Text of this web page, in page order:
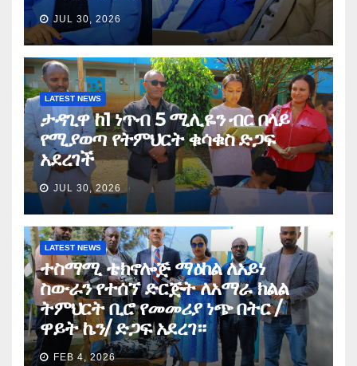
JUL 30, 2026
LATEST NEWS
ታዳጊዋ ከ1 ነጥብ 5 ሚሊዬን ብር በላይ
የሚያወጣ የትምህርት ቁሳቁስ ድጋፍ
አደረገች
JUL 30, 2026
LATEST NEWS
ተስማሚ ቴክኖሎጅ ማዕከል ለአይነ
ስውራን የተሰኘ ድርጅት ለአማራ ክልል
ትምህርት ቢሮ የመመሪያ ነጭ በትር /
ዋይት ኬን/ ድጋፍ አደረገ።
FEB 4, 2026